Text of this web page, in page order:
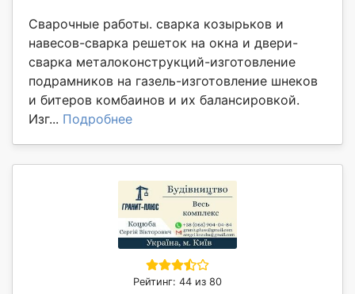
Сварочные работы. сварка козырьков и
навесов-сварка решеток на окна и двери-
сварка металоконструкций-изготовление
подрамников на газель-изготовление шнеков
и битеров комбаинов и их балансировкой.
Изг... Подробнее
Рейтинг: 44 из 80